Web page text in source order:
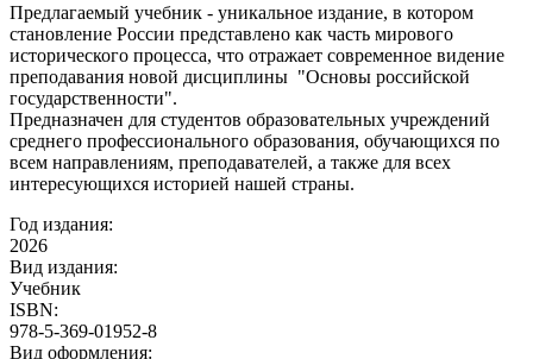
Предлагаемый учебник - уникальное издание, в котором
становление России представлено как часть мирового
исторического процесса, что отражает современное видение
преподавания новой дисциплины "Основы российской
государственности".
Предназначен для студентов образовательных учреждений
среднего профессионального образования, обучающихся по
всем направлениям, преподавателей, а также для всех
интересующихся историей нашей страны.
Год издания:
2026
Вид издания:
Учебник
ISBN:
978-5-369-01952-8
Вид оформления: